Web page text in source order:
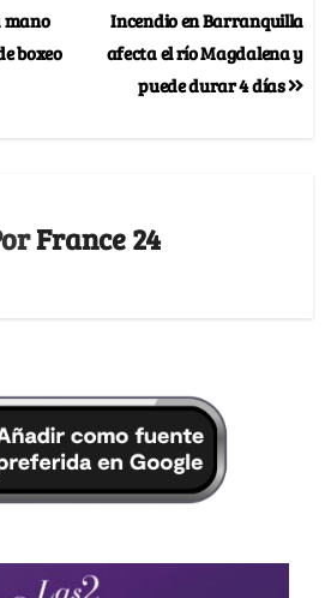
Incendio en Barranquilla
afecta el río Magdalena y
puede durar 4 días
mano
boxeo
France 24